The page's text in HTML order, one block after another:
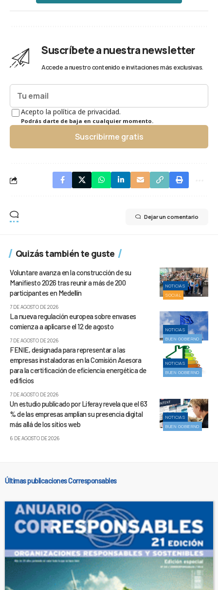
Suscríbete a nuestra newsletter
Accede a nuestro contenido e invitaciones más exclusivas.
Acepto la política de privacidad.
Podrás darte de baja en cualquier momento.
Suscribirme gratis
Dejar un comentario
Quizás también te guste
NOTICIAS
SOCIAL
Voluntare avanza en la construcción de su
Manifiesto 2026 tras reunir a más de 200
participantes en Medellín
7 DE AGOSTO DE 2026
NOTICIAS
BUEN GOBIERNO
La nueva regulación europea sobre envases
comienza a aplicarse el 12 de agosto
7 DE AGOSTO DE 2026
NOTICIAS
BUEN GOBIERNO
FENIE, designada para representar a las
empresas instaladoras en la Comisión Asesora
para la certificación de eficiencia energética de
edificios
7 DE AGOSTO DE 2026
NOTICIAS
BUEN GOBIERNO
Un estudio publicado por Liferay revela que el 63
% de las empresas amplían su presencia digital
más allá de los sitios web
6 DE AGOSTO DE 2026
Últimas publicaciones Corresponsables